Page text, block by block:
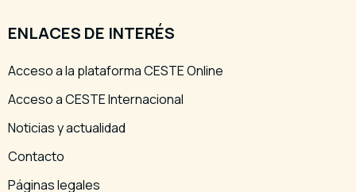
ENLACES DE INTERÉS
Acceso a la plataforma CESTE Online
Acceso a CESTE Internacional
Noticias y actualidad
Contacto
Páginas legales